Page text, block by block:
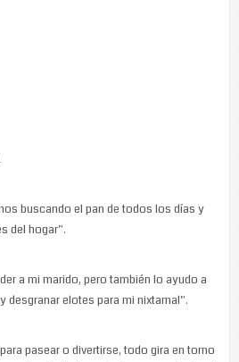
buscando el pan de todos los días y
del hogar”.
a mi marido, pero también lo ayudo a
desgranar elotes para mi nixtamal”.
pasear o divertirse, todo gira en torno